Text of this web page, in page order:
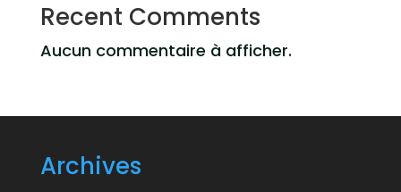
Recent Comments
Aucun commentaire à afficher.
Archives